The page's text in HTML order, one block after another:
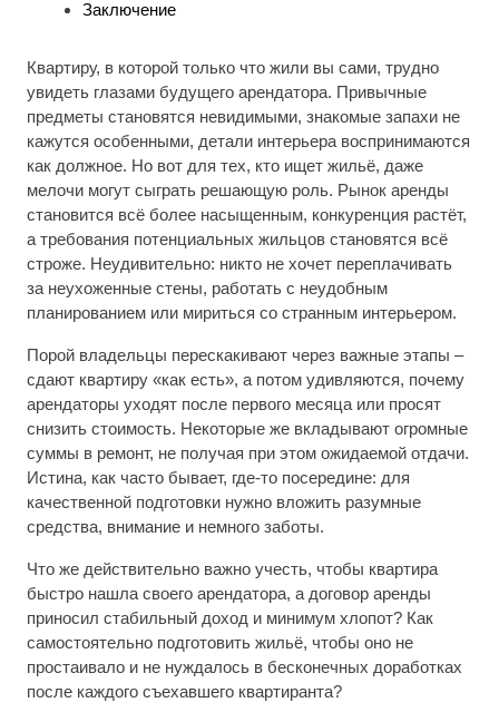
Заключение
Квартиру, в которой только что жили вы сами, трудно
увидеть глазами будущего арендатора. Привычные
предметы становятся невидимыми, знакомые запахи не
кажутся особенными, детали интерьера воспринимаются
как должное. Но вот для тех, кто ищет жильё, даже
мелочи могут сыграть решающую роль. Рынок аренды
становится всё более насыщенным, конкуренция растёт,
а требования потенциальных жильцов становятся всё
строже. Неудивительно: никто не хочет переплачивать
за неухоженные стены, работать с неудобным
планированием или мириться со странным интерьером.
Порой владельцы перескакивают через важные этапы –
сдают квартиру «как есть», а потом удивляются, почему
арендаторы уходят после первого месяца или просят
снизить стоимость. Некоторые же вкладывают огромные
суммы в ремонт, не получая при этом ожидаемой отдачи.
Истина, как часто бывает, где-то посередине: для
качественной подготовки нужно вложить разумные
средства, внимание и немного заботы.
Что же действительно важно учесть, чтобы квартира
быстро нашла своего арендатора, а договор аренды
приносил стабильный доход и минимум хлопот? Как
самостоятельно подготовить жильё, чтобы оно не
простаивало и не нуждалось в бесконечных доработках
после каждого съехавшего квартиранта?